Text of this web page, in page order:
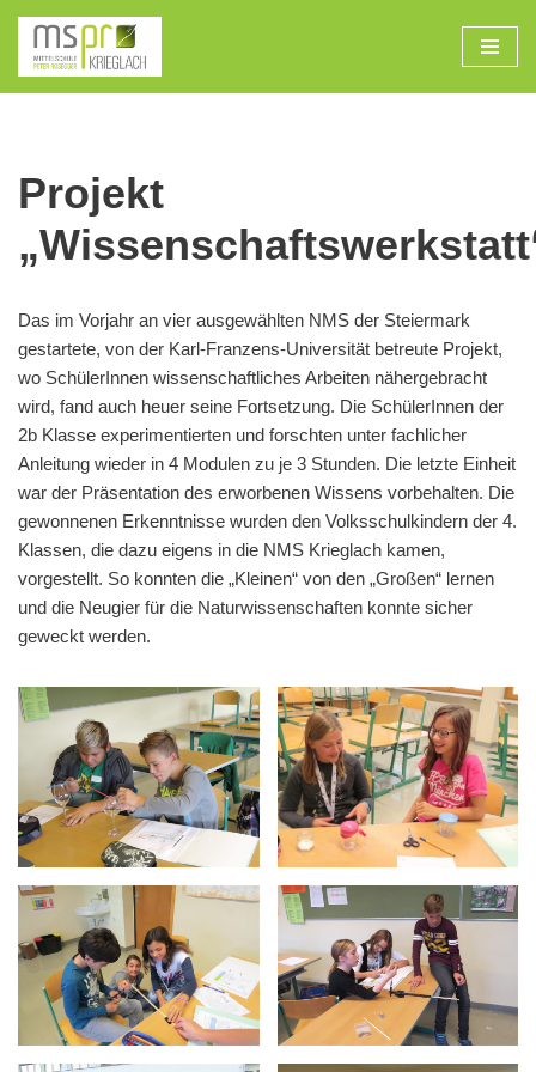
Zum
Inhalt
Projekt
Das im Vorjahr an vier ausgewählten NMS der Steiermark
gestartete, von der Karl-Franzens-Universität betreute Projekt,
wo SchülerInnen wissenschaftliches Arbeiten nähergebracht
wird, fand auch heuer seine Fortsetzung. Die SchülerInnen der
2b Klasse experimentierten und forschten unter fachlicher
Anleitung wieder in 4 Modulen zu je 3 Stunden. Die letzte Einheit
war der Präsentation des erworbenen Wissens vorbehalten. Die
gewonnenen Erkenntnisse wurden den Volksschulkindern der 4.
Klassen, die dazu eigens in die NMS Krieglach kamen,
vorgestellt. So konnten die „Kleinen“ von den „Großen“ lernen
und die Neugier für die Naturwissenschaften konnte sicher
geweckt werden.